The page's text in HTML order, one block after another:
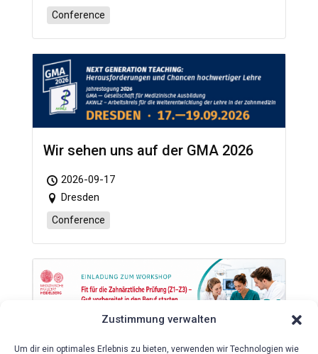
Zustimmung verwalten
Um dir ein optimales Erlebnis zu bieten, verwenden wir Technologien wie
Conference
Wir sehen uns auf der GMA 2026
2026-09-17
Dresden
Conference